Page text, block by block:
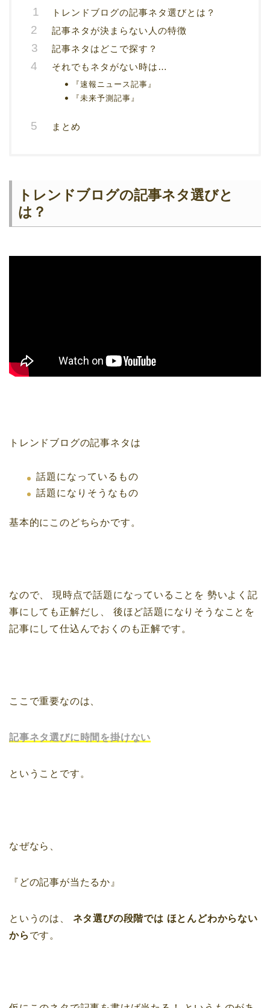
トレンドブログの記事ネタ選びとは？
記事ネタが決まらない人の特徴
記事ネタはどこで探す？
それでもネタがない時は…
『速報ニュース記事』
『未来予測記事』
まとめ
トレンドブログの記事ネタ選びと
は？
トレンドブログの記事ネタは
話題になっているもの
話題になりそうなもの
基本的にこのどちらかです。
なので、 現時点で話題になっていることを 勢いよく記
事にしても正解だし、
後ほど話題になりそうなことを
記事にして仕込んでおくのも正解です。
ここで重要なのは、
記事ネタ選びに時間を掛けない
ということです。
なぜなら、
『どの記事が当たるか』
というのは、 ネタ選びの段階では ほとんどわからない
から です。